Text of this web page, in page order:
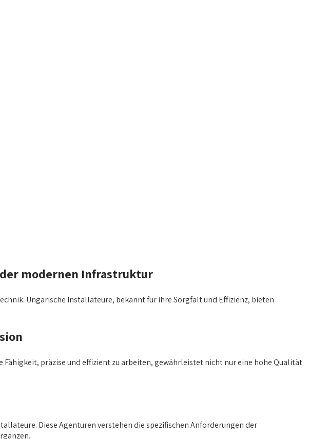
modernen Infrastruktur
Ungarische Installateure, bekannt für ihre Sorgfalt und Effizienz, bieten
präzise und effizient zu arbeiten, gewährleistet nicht nur eine hohe Qualität
Diese Agenturen verstehen die spezifischen Anforderungen der